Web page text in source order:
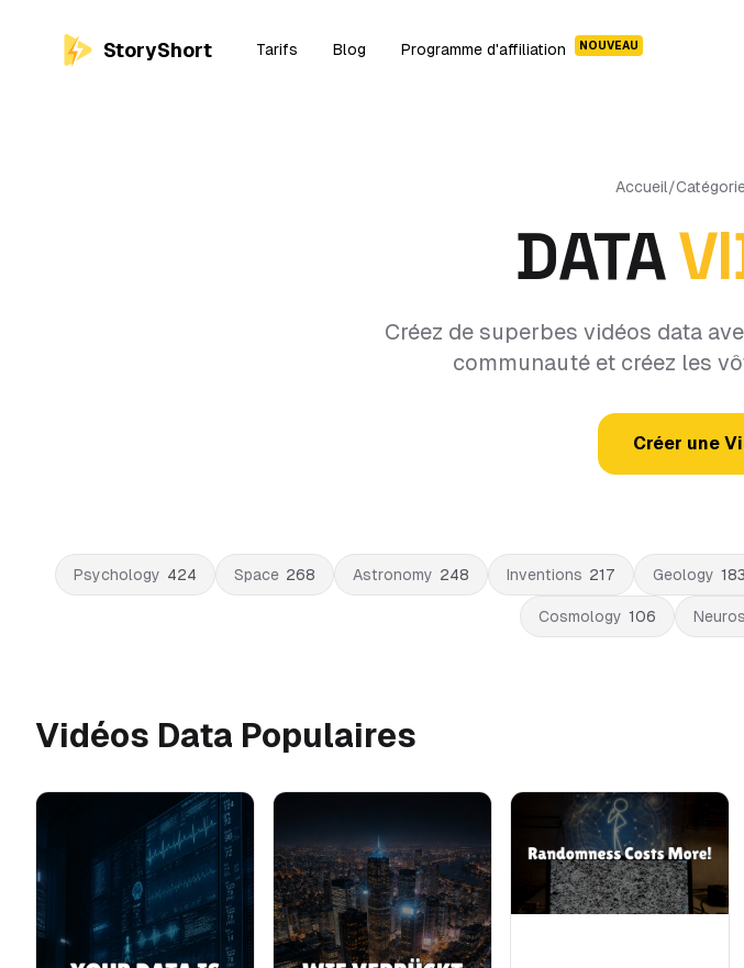
StoryShort Tarifs Blog Programme d'affiliation NOUVEAU
Accueil/
DATA
Créez de superbes vidéos data
communauté et créez les
Créer une
Psychology 424 Space 268 Astronomy 248 Inventions 217 Geology 183
Cosmology 106
Vidéos Data Populaires